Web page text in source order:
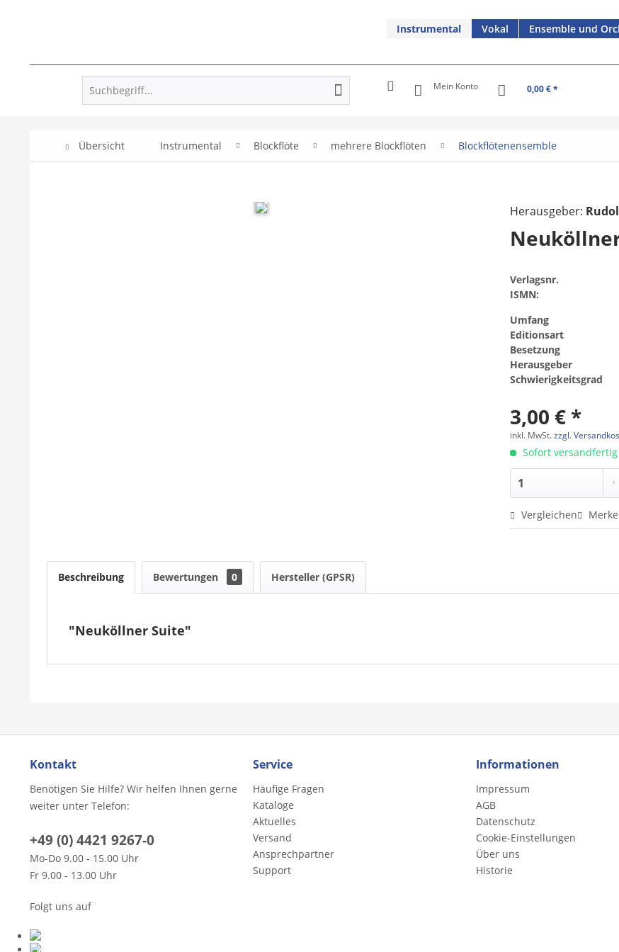
Instrumental Vokal Ensemble und
Mein Konto 0,00 € *
Übersicht Instrumental Blockflöte mehrere Blockflöten Blockflötenensemble
Herausgeber:
Verlagsnr.
ISMN:
Umfang
Editionsart
Besetzung
Herausgeber
Schwierigkeitsgrad
3,00 € *
inkl. MwSt.zzgl.
Sofort versandfertig
Vergleichen
Beschreibung Bewertungen 0 Hersteller (GPSR)
"Neuköllner Suite"
Kontakt
Benötigen Sie Hilfe? Wir helfen Ihnen gerne
weiter unter Telefon:
+49 (0) 4421 9267-0
Mo-Do 9.00 - 15.00 Uhr
Fr 9.00 - 13.00 Uhr
Folgt uns auf
Service
Häufige Fragen
Kataloge
Aktuelles
Versand
Ansprechpartner
Support
Informationen
Impressum
AGB
Datenschutz
Cookie-Einstellungen
Über uns
Historie